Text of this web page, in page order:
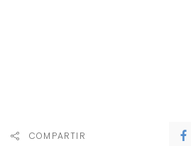
COMPARTIR